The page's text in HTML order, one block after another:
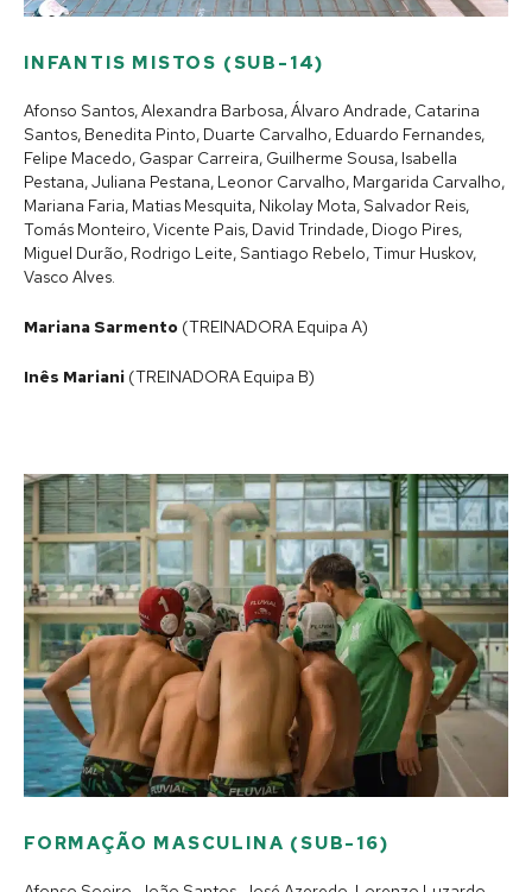
INFANTIS MISTOS (SUB-14)
Afonso Santos, Alexandra Barbosa, Álvaro Andrade, Catarina
Santos, Benedita Pinto, Duarte Carvalho, Eduardo Fernandes,
Felipe Macedo, Gaspar Carreira, Guilherme Sousa, Isabella
Pestana, Juliana Pestana, Leonor Carvalho, Margarida Carvalho,
Mariana Faria, Matias Mesquita, Nikolay Mota, Salvador Reis,
Tomás Monteiro, Vicente Pais, David Trindade, Diogo Pires,
Miguel Durão, Rodrigo Leite, Santiago Rebelo, Timur Huskov,
Vasco Alves.
Mariana Sarmento (TREINADORA Equipa A)
Inês Mariani (TREINADORA Equipa B)
FORMAÇÃO MASCULINA (SUB-16)